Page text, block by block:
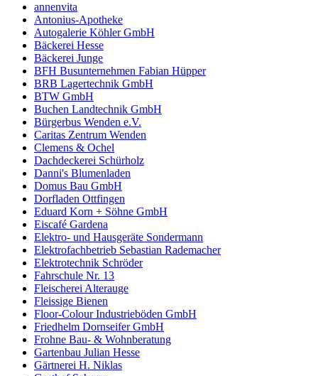
annenvita
Antonius-Apotheke
Autogalerie Köhler GmbH
Bäckerei Hesse
Bäckerei Junge
BFH Busunternehmen Fabian Hüpper
BRB Lagertechnik GmbH
BTW GmbH
Buchen Landtechnik GmbH
Bürgerbus Wenden e.V.
Caritas Zentrum Wenden
Clemens & Ochel
Dachdeckerei Schürholz
Danni's Blumenladen
Domus Bau GmbH
Dorfladen Ottfingen
Eduard Korn + Söhne GmbH
Eiscafé Gardena
Elektro- und Hausgeräte Sondermann
Elektrofachbetrieb Sebastian Rademacher
Elektrotechnik Schröder
Fahrschule Nr. 13
Fleischerei Alterauge
Fleissige Bienen
Floor-Colour Industrieböden GmbH
Friedhelm Dornseifer GmbH
Frohne Bau- & Wohnberatung
Gartenbau Julian Hesse
Gärtnerei H. Niklas